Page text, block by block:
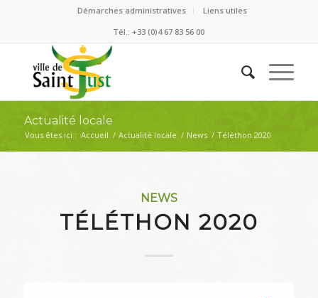
Démarches administratives
Liens utiles
Tél.: +33 (0)4 67 83 56 00
Actualité locale
Vous êtes ici : Accueil / Actualité locale / News / Téléthon 2020
NEWS
TÉLÉTHON 2020